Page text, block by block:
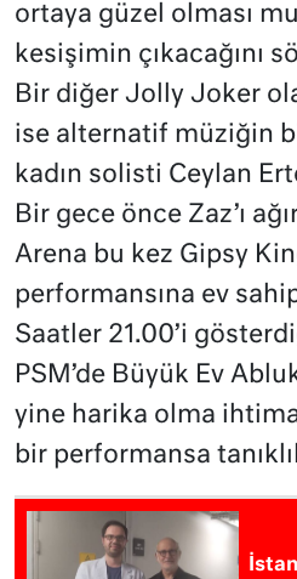
ortaya güzel olması
kesişimin çıkacağını
Bir diğer Jolly Joker
ise alternatif müziğin
kadın solisti Ceylan
Bir gece önce Zaz’ı
Arena bu kez Gipsy
performansına ev
Saatler 21.00’i
PSM’de Büyük Ev
yine harika olma
bir performansa